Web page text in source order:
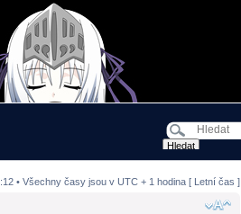
• Všechny časy jsou v UTC + 1 hodina [ Letní čas ]